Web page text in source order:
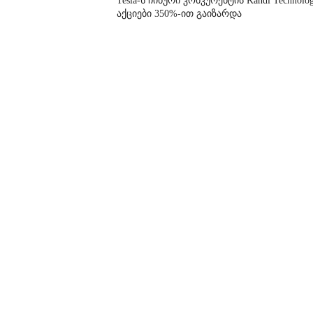
აქციები 350%-ით გაიზარდა